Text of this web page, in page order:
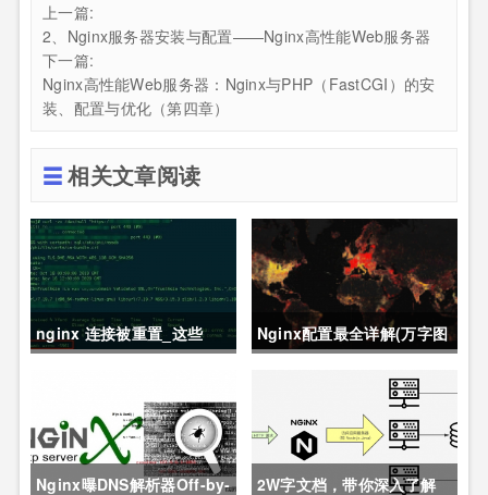
上一篇:
2、Nginx服务器安装与配置——Nginx高性能Web服务器
下一篇:
Nginx高性能Web服务器：Nginx与PHP（FastCGI）的安
装、配置与优化（第四章）
相关文章阅读
nginx 连接被重置_这些
定位故障
Nginx配置最全详解(万字图
Nginx曝DNS解析器Off-by- 2W字文档，带你深入了解